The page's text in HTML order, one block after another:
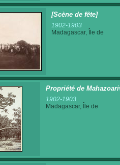
[Scène de fête]
1902-1903
Madagascar, Île de
Propriété de
1902-1903
Madagascar, Île de